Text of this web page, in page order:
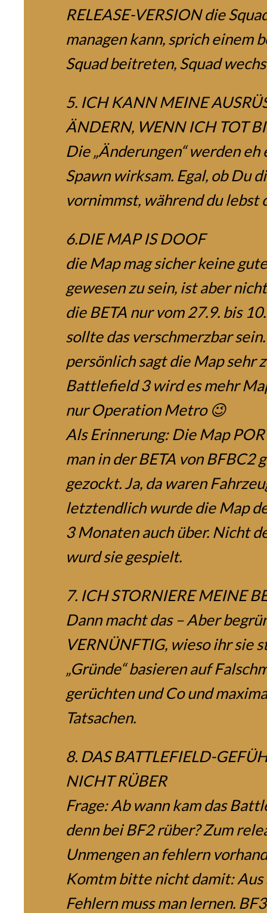
RELEASE-VERSION die
managen kann, sprich einem
Squad beitreten, Squad
5. ICH KANN MEINE
ÄNDERN, WENN ICH TOT
Die „Änderungen“ werden eh
Spawn wirksam. Egal, ob Du
vornimmst, während du
6.DIE MAP IS DOOF
die Map mag sicher keine
gewesen zu sein, ist aber
die BETA nur vom 27.9. bis
sollte das verschmerzbar
persönlich sagt die Map sehr
Battlefield 3 wird es mehr
nur Operation Metro 😉
Als Erinnerung: Die Map
man in der BETA von BFBC2
gezockt. Ja, da waren
letztendlich wurde die Map
3 Monaten auch über. Nicht
wurd sie gespielt.
7. ICH STORNIERE MEINE
Dann macht das – Aber
VERNÜNFTIG, wieso ihr sie
„Gründe“ basieren auf
gerüchten und Co und
Tatsachen.
8. DAS BATTLEFIELD-
NICHT RÜBER
Frage: Ab wann kam das
denn bei BF2 rüber? Zum
Unmengen an fehlern
Komtm bitte nicht damit: Aus
Fehlern muss man lernen.